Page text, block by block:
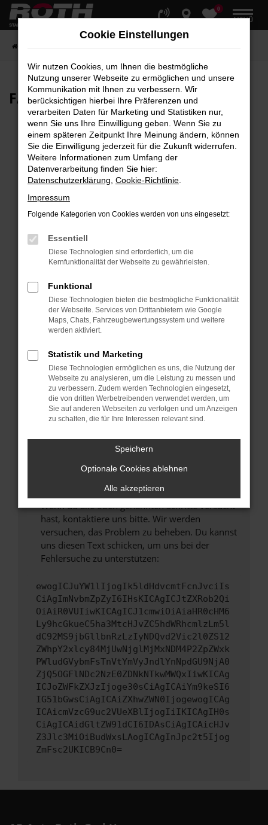
Zum
Hauptinhalt
0
MENÜ
FAHRZEUG-SHOWROOM
Fehler: Network Error
Beim Laden ist ein Fehler aufgetreten.
Hier sind ein paar Tipps, die dir helfen können:
Überprüfe deine Firewall und deine
Laden andere Webseiten, zum Beispiel deine
Suchmaschine?
Prüfe deine Browsererweiterungen.
Manche Erweiterungen, wie Werbeblocker,
können das Laden bestimmter Seiten
verhindern. Funktioniert die Seite in einem
anderen Browser oder in einem privaten
Fenster?
Starte dein Gerät neu.
Das kann manchmal helfen, vorübergehende
Probleme zu beheben.
Stelle sicher, dass dein Browser und dein
Betriebssystem auf dem neuesten Stand
sind.
Sicherheitsrisiko, sondern kann auch dazu
unterstützt werden.
Wende dich an den Webseitenbetreiber.
Wenn du alle oben genannten Schritte versucht
hast, kontaktiere uns bitte. Wir werden
versuchen, das Problem zu beheben. Du kannst
uns diesen Text schicken, um uns bei der
Fehlersuche zu unterstützen:
ewogICJuYW1lIjogIk5ldHdvcmtFcnJvciIs
CiAgImNvbmZpZyI6IHsKICAgICJtZXRob2Qi
OiAiR0VUIiwKICAgICJ1cmwiOiAiaHR0cHM6
Ly9hcGkueC5ha3MtcHJvZC5hdWRhcmlzLm5l
dC92MS9jbGllbnRzLzIyNDQvd2Vic2l0ZS12
ZWhpY2xlcy84MjUwNjglMjMxNDM4P2ZpZWxk
PWludGVybmFsTnVtYmVyJndlYnNpdGU9NjA0
ZjQ5OGFlNDc2NzE0ZDNkNTkwMWQxIiwKICAg
ICJoZWFkZXJzIjoge30sCiAgICAiYm9keSI6
IG51bGwsCiAgICAiZXhwZWN0IjogewogICAg
ICAicmVzcG9uc2VUeXBlIjogIiIKICAgIH0s
CiAgICAidGltZW91dCI6IDAsCiAgICAicHJv
Z3Jlc3MiOiBudWxsLAogICAgInJpc2t5Ijog
ZmFsc2UKICB9Cn0=
Cookie Einstellungen
Wir nutzen Cookies, um Ihnen die bestmögliche
Nutzung unserer Webseite zu ermöglichen und unsere
Kommunikation mit Ihnen zu verbessern. Wir
berücksichtigen hierbei Ihre Präferenzen und
verarbeiten Daten für Marketing und Statistiken nur,
wenn Sie uns Ihre Einwilligung geben. Wenn Sie zu
einem späteren Zeitpunkt Ihre Meinung ändern, können
Sie die Einwilligung jederzeit für die Zukunft widerrufen.
Weitere Informationen zum Umfang der
Datenverarbeitung finden Sie hier:
Datenschutzerklärung Cookie-Richtlinie
Impressum
Folgende Kategorien von Cookies werden von uns eingesetzt:
Essentiell
Diese Technologien sind erforderlich, um die
Kernfunktionalität der Webseite zu gewährleisten.
Funktional
Diese Technologien bieten die bestmögliche Funktionalität
der Webseite. Services von Drittanbietern wie Google
Maps, Chats, Fahrzeugbewertungssystem und weitere
werden aktiviert.
Statistik und Marketing
Diese Technologien ermöglichen es uns, die Nutzung der
Webseite zu analysieren, um die Leistung zu messen und
zu verbessern. Zudem werden Technologien eingesetzt,
die von dritten Werbetreibenden verwendet werden, um
Sie auf anderen Webseiten zu verfolgen und um Anzeigen
zu schalten, die für Ihre Interessen relevant sind.
Speichern
Optionale Cookies ablehnen
Alle akzeptieren